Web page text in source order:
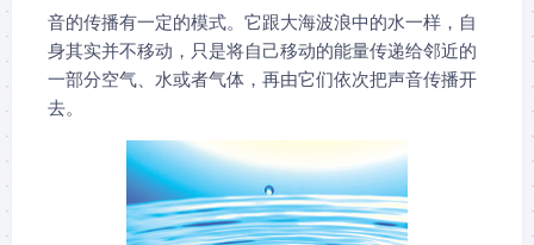
音的传播有一定的模式。它跟大海波浪中的水一样，自
身其实并不移动，只是将自己移动的能量传递给邻近的
一部分空气、水或者气体，再由它们依次把声音传播开
去。